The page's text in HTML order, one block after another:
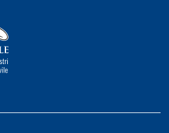
Protezione Civile